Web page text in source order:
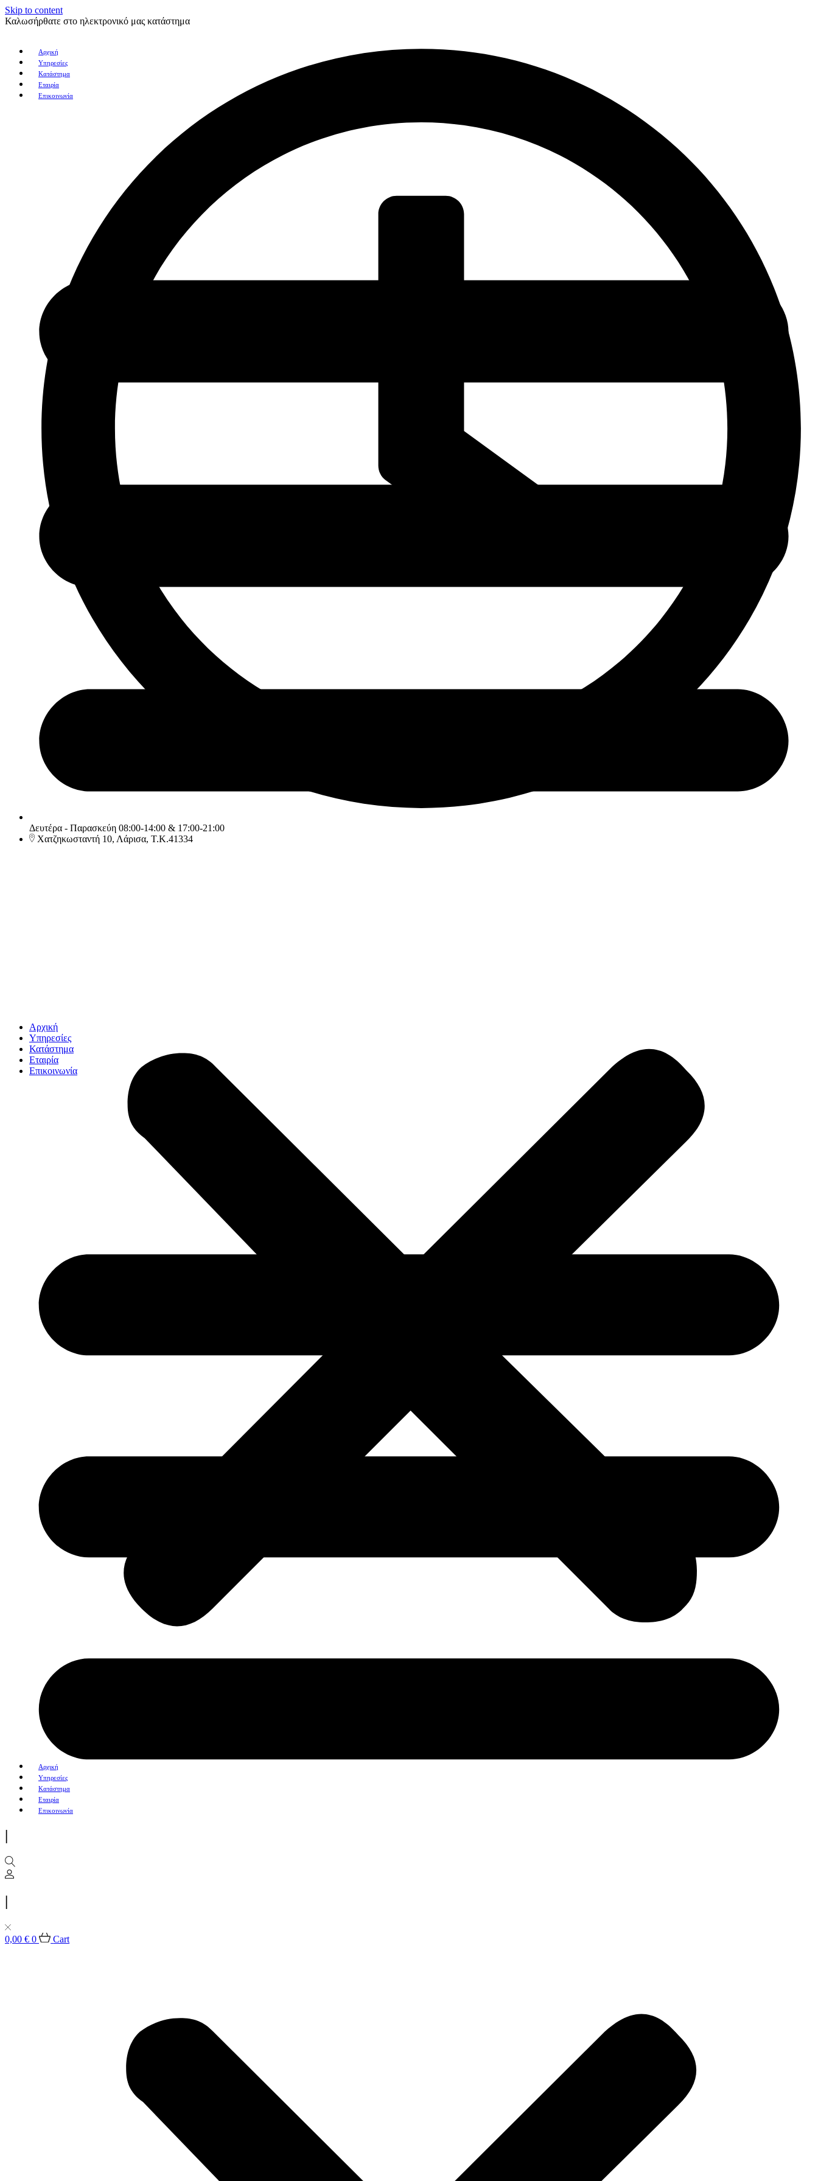
Skip to content
Καλωσήρθατε στο ηλεκτρονικό μας κατάστημα
Δευτέρα - Παρασκεύη 08:00-14:00 & 17:00-21:00
Χατζηκωσταντή 10, Λάρισα, Τ.Κ.41334
Αρχική
Υπηρεσίες
Κατάστημα
Εταιρία
Επικοινωνία
Αρχική
Υπηρεσίες
Κατάστημα
Εταιρία
Επικοινωνία
Αρχική
Υπηρεσίες
Κατάστημα
Εταιρία
Επικοινωνία
|
|
0,00 € 0 Cart